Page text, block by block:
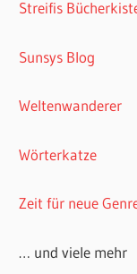
Streifis
Sunsys Blog
Weltenwanderer
Wörterkatze
Zeit für neue
… und viele mehr